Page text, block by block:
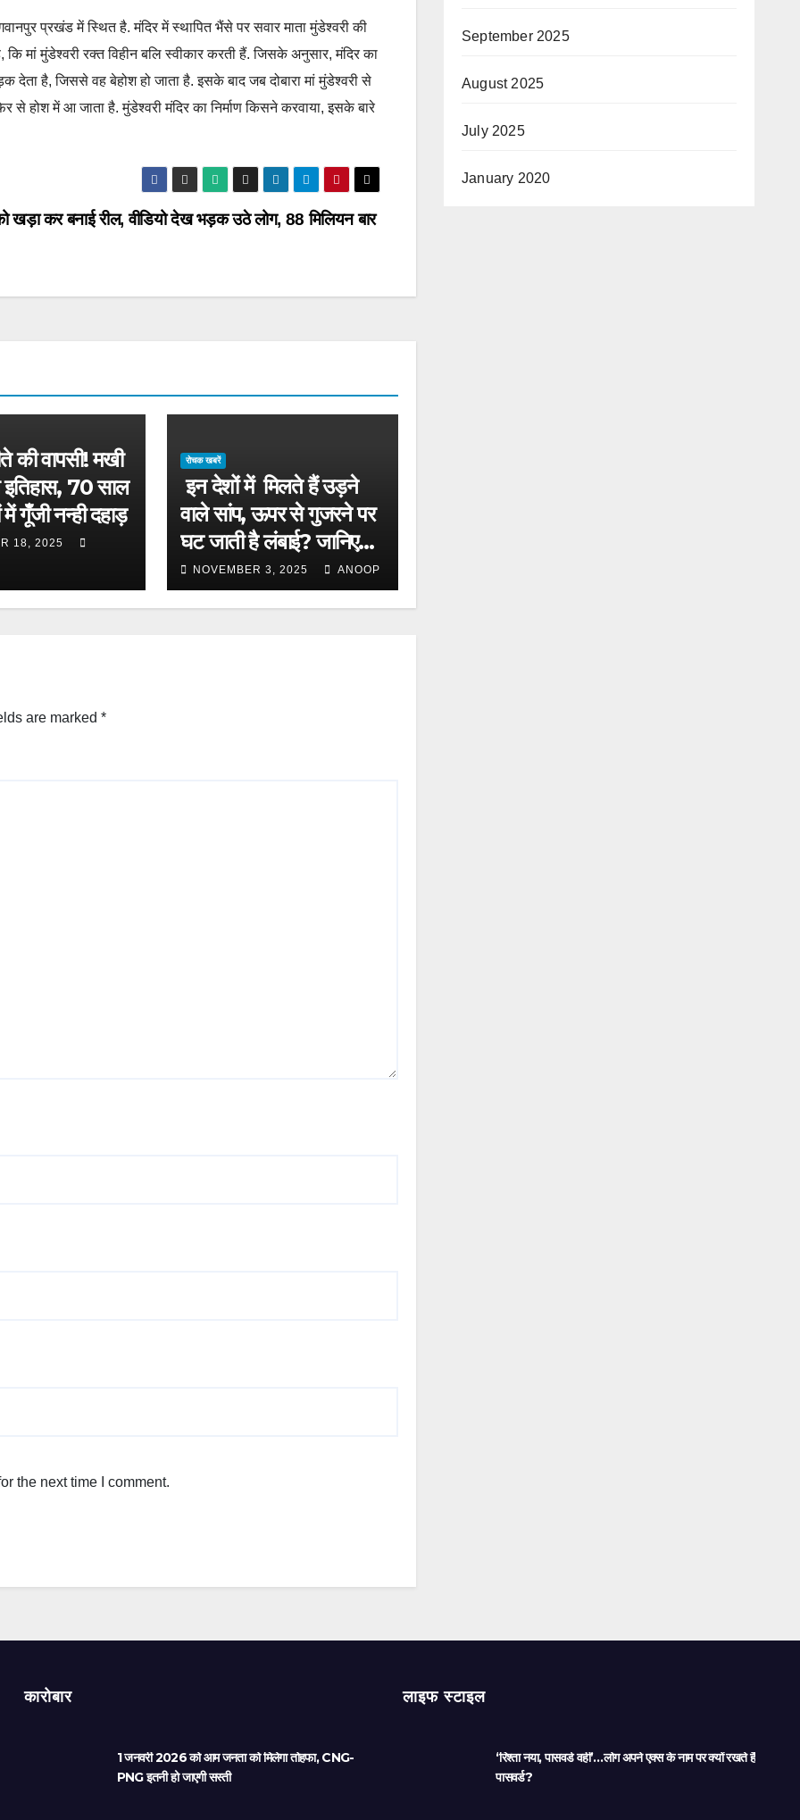
प्रखंड में स्थित है. मंदिर में स्थापित भैंसे पर सवार माता मुंडेश्वरी की
कि मां मुंडेश्वरी रक्त विहीन बलि स्वीकार करती हैं. जिसके अनुसार, मंदिर का
देता है, जिससे वह बेहोश हो जाता है. इसके बाद जब दोबारा मां मुंडेश्वरी से
होश में आ जाता है. मुंडेश्वरी मंदिर का निर्माण किसने करवाया, इसके बारे
खड़ा कर बनाई रील, वीडियो देख भड़क उठे लोग, 88 मिलियन बार
की वापसी! मखी
इतिहास, 70 साल
गूँजी नन्ही दहाड़
18, 2025
रोचक खबरें
इन देशों में मिलते हैं उड़ने
वाले सांप, ऊपर से गुजरने पर
घट जाती है लंबाई? जानिए
क्या है सच
NOVEMBER 3, 2025 ANOOP
are marked *
the next time I comment.
September 2025
August 2025
July 2025
January 2020
कारोबार
1 जनवरी 2026 को आम जनता को मिलेगा तोहफा, CNG-
PNG इतनी हो जाएगी सस्ती
लाइफ स्टाइल
‘रिश्ता नया, पासवर्ड वही’…लोग अपने एक्स के नाम पर क्यों रखते हैं
पासवर्ड?